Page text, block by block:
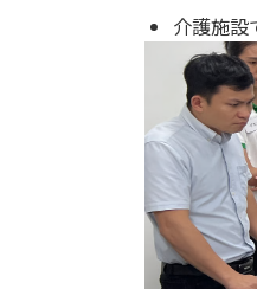
介護施設